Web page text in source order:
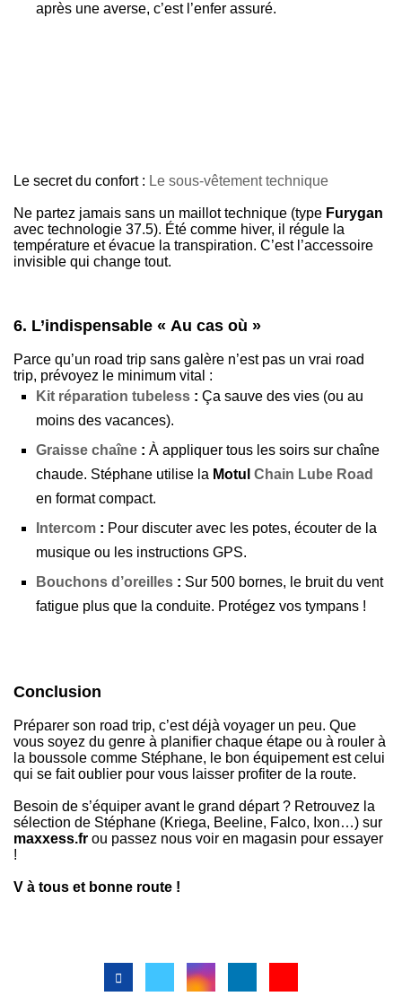
après une averse, c’est l’enfer assuré.
Le secret du confort : Le sous-vêtement technique
Ne partez jamais sans un maillot technique (type Furygan
avec technologie 37.5). Été comme hiver, il régule la
température et évacue la transpiration. C’est l’accessoire
invisible qui change tout.
6. L’indispensable « Au cas où »
Parce qu’un road trip sans galère n’est pas un vrai road
trip, prévoyez le minimum vital :
Kit réparation tubeless : Ça sauve des vies (ou au
moins des vacances).
Graisse chaîne : À appliquer tous les soirs sur chaîne
chaude. Stéphane utilise la Motul Chain Lube Road
en format compact.
Intercom : Pour discuter avec les potes, écouter de la
musique ou les instructions GPS.
Bouchons d’oreilles : Sur 500 bornes, le bruit du vent
fatigue plus que la conduite. Protégez vos tympans !
Conclusion
Préparer son road trip, c’est déjà voyager un peu. Que
vous soyez du genre à planifier chaque étape ou à rouler à
la boussole comme Stéphane, le bon équipement est celui
qui se fait oublier pour vous laisser profiter de la route.
Besoin de s’équiper avant le grand départ ? Retrouvez la
sélection de Stéphane (Kriega, Beeline, Falco, Ixon…) sur
maxxess.fr ou passez nous voir en magasin pour essayer
!
V à tous et bonne route !